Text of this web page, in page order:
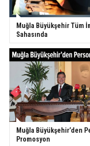
Muğla Büyükşehir Tüm
Sahasında
Muğla Büyükşehir’den
Promosyon